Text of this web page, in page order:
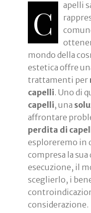
C
apelli
mondo della
estetica offre
trattamenti per
capelli. Uno di
capelli, una
affrontare
perdita di
esploreremo in
compresa la
esecuzione, il
sceglierlo, i
considerazione.